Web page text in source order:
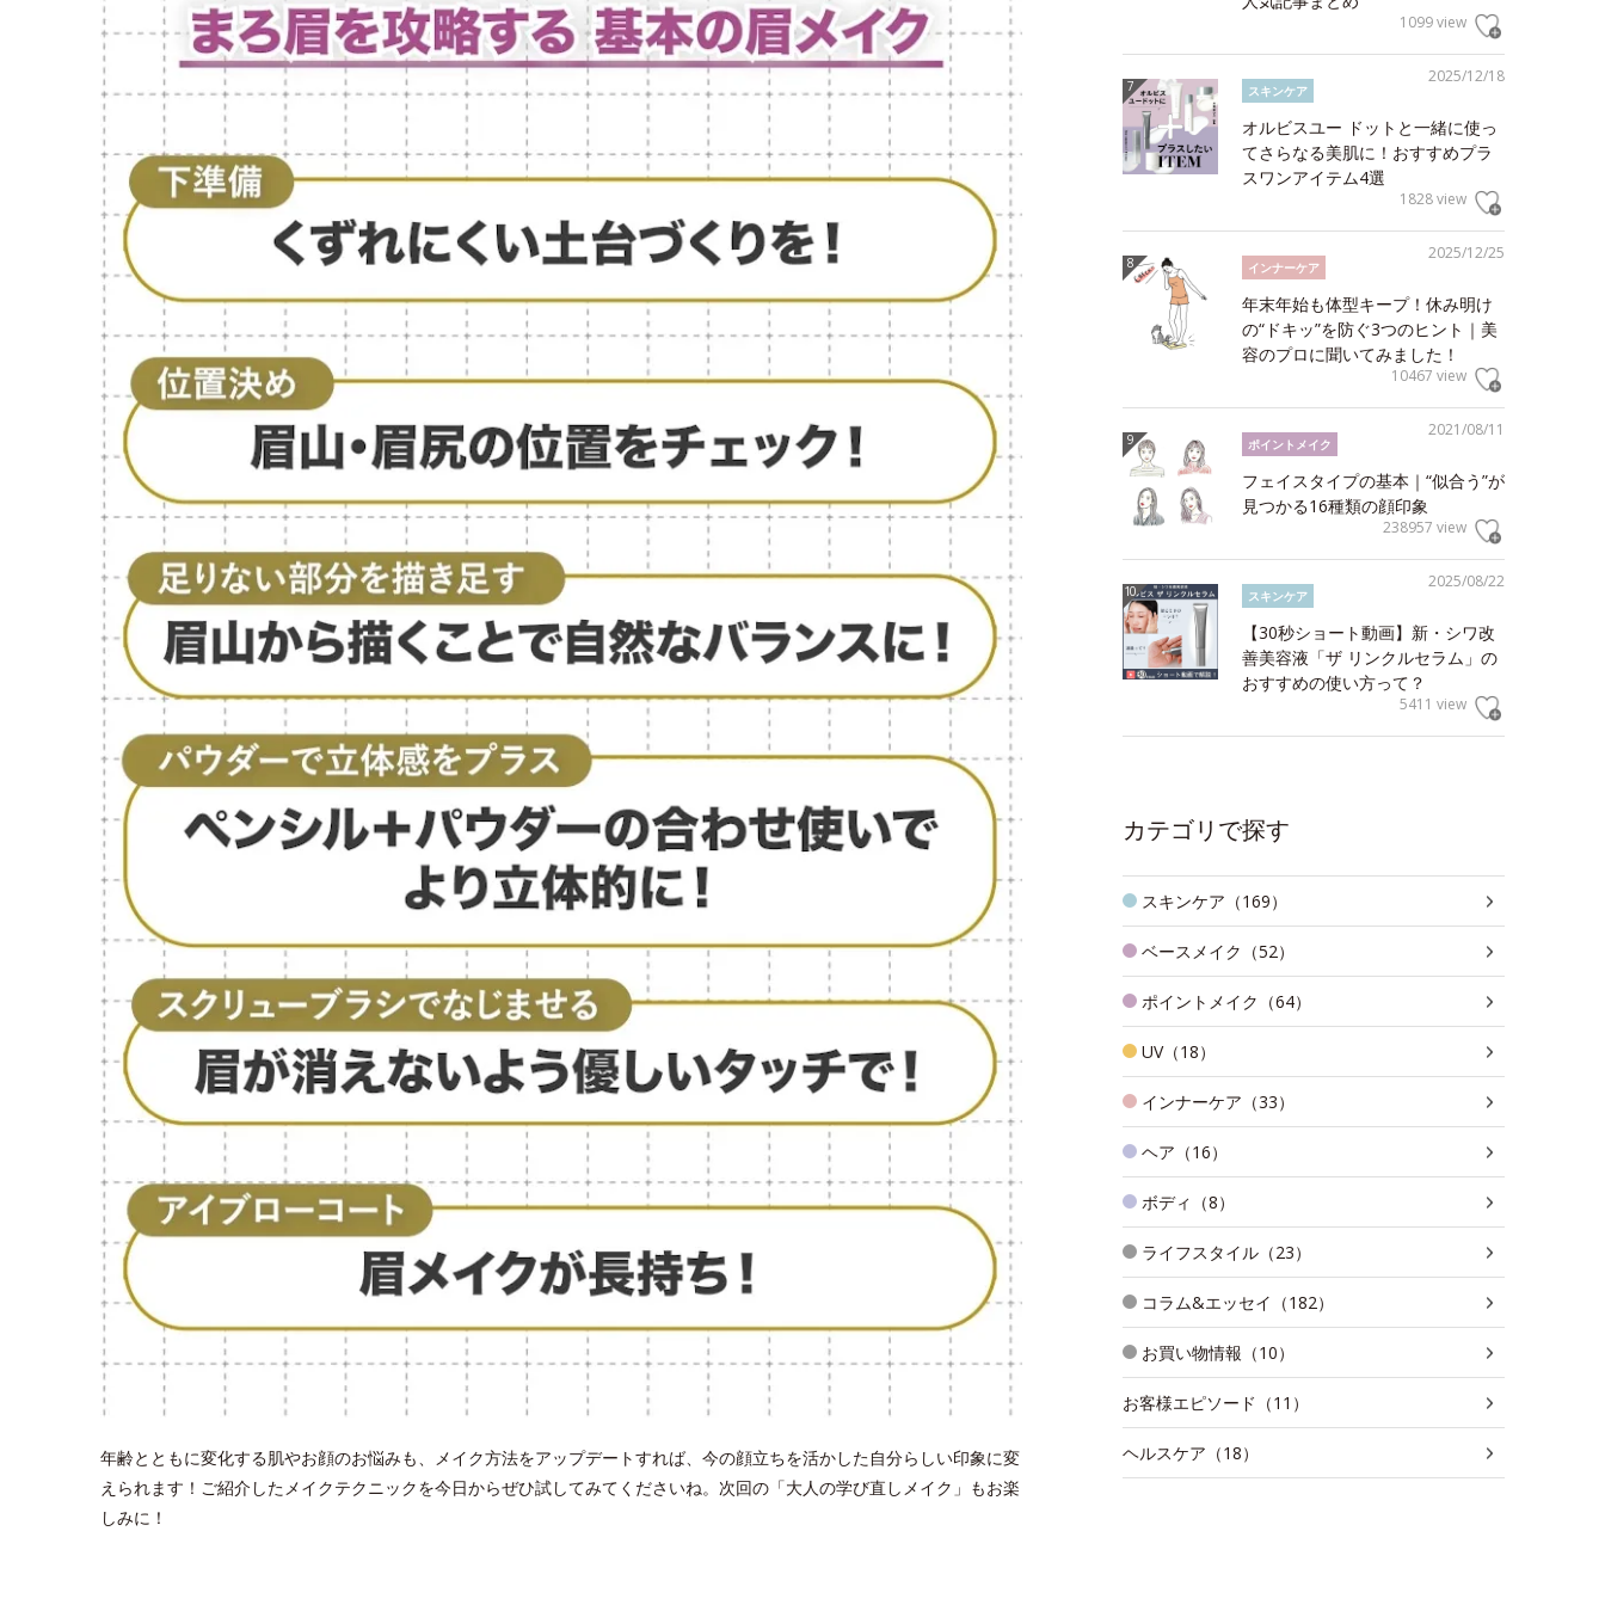
年齢とともに変化する肌やお顔のお悩みも、メイク方法をアップデートすれば、今の顔立ちを活かした自分らしい印象に変
えられます！ご紹介したメイクテクニックを今日からぜひ試してみてくださいね。次回の「大人の学び直しメイク」もお楽
しみに！
1099 view
2025/12/18
スキンケア
オルビスユー ドットと一緒に使っ
てさらなる美肌に！おすすめプラ
スワンアイテム4選
1828 view
2025/12/25
インナーケア
年末年始も体型キープ！休み明け
の“ドキッ”を防ぐ3つのヒント｜美
容のプロに聞いてみました！
10467 view
2021/08/11
ポイントメイク
フェイスタイプの基本｜“似合う”が
見つかる16種類の顔印象
238957 view
2025/08/22
スキンケア
【30秒ショート動画】新・シワ改
善美容液「ザ リンクルセラム」の
おすすめの使い方って？
5411 view
カテゴリで探す
スキンケア（169）
ベースメイク（52）
ポイントメイク（64）
UV（18）
インナーケア（33）
ヘア（16）
ボディ（8）
ライフスタイル（23）
コラム&エッセイ（182）
お買い物情報（10）
お客様エピソード（11）
ヘルスケア（18）